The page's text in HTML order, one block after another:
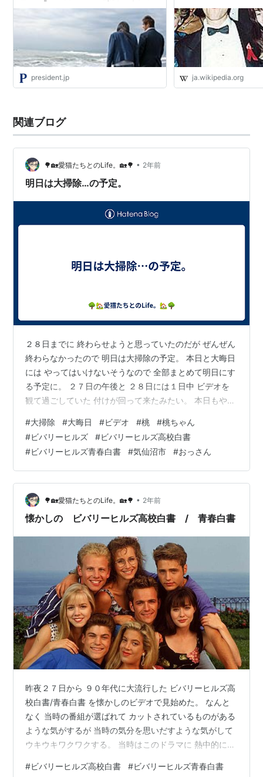
president.jp ja.wikipedia.org
関連ブログ
🌳🏡愛猫たちとのLife。🏡🌳 • 2年前
明日は大掃除…の予定。
２８日までに 終わらせようと思っていたのだが ぜんぜん
終わらなかったので 明日は大掃除の予定。 本日と大晦日
には やってはいけないそうなので 全部まとめて明日にす
る予定に。 ２７日の午後と ２８日には１日中 ビデオを
観て過ごしていた 付けが回って来たみたい。 本日もやる
本日は「桃」が暴れ回っているので 集中して観れるかど
うか・・・。 せめて観ている間だけでも 大人しくしてく
れると有難いのだが。
#大掃除 #大晦日 #ビデオ #桃 #桃ちゃん
#ビバリーヒルズ #ビバリーヒルズ高校白書
#ビバリーヒルズ青春白書 #気仙沼市 #おっさん
🌳🏡愛猫たちとのLife。🏡🌳 • 2年前
懐かしの ビバリーヒルズ高校白書 / 青春白書
昨夜２７日から ９０年代に大流行した ビバリーヒルズ高
校白書/青春白書 を懐かしのビデオで見始めた。 なんと
なく 当時の番組が選ばれて カットされているものがある
ような気がするが 当時の気分を思いだすような気がして
ウキウキワクワクする。 当時はこのドラマに 熱中的に夢
か１１年間続いたのだが 終わる頃には 仕事が忙しくて観
#ビバリーヒルズ高校白書 #ビバリーヒルズ青春白書